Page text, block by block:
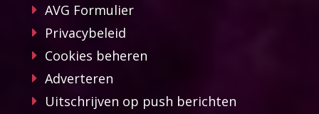
AVG Formulier
Privacybeleid
Cookies beheren
Adverteren
Uitschrijven op push berichten